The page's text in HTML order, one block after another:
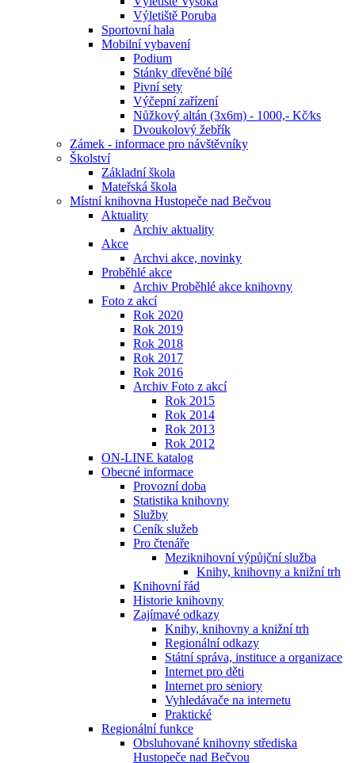
Výletiště Poruba
Sportovní hala
Mobilní vybavení
Podium
Stánky dřevěné bílé
Pivní sety
Výčepní zařízení
Nůžkový altán (3x6m) - 1000,- Kč⁄ks
Dvoukolový žebřík
Zámek - informace pro návštěvníky
Školství
Základní škola
Mateřská škola
Místní knihovna Hustopeče nad Bečvou
Aktuality
Archiv aktuality
Akce
Archvi akce, novinky
Proběhlé akce
Archiv Proběhlé akce knihovny
Foto z akcí
Rok 2020
Rok 2019
Rok 2018
Rok 2017
Rok 2016
Archiv Foto z akcí
Rok 2015
Rok 2014
Rok 2013
Rok 2012
ON-LINE katalog
Obecné informace
Provozní doba
Statistika knihovny
Služby
Ceník služeb
Pro čtenáře
Meziknihovní výpůjční služba
Knihy, knihovny a knižní trh
Knihovní řád
Historie knihovny
Zajímavé odkazy
Knihy, knihovny a knižní trh
Regionální odkazy
Státní správa, instituce a organizace
Internet pro děti
Internet pro seniory
Vyhledávače na internetu
Praktické
Regionální funkce
Obsluhované knihovny střediska
Hustopeče nad Bečvou